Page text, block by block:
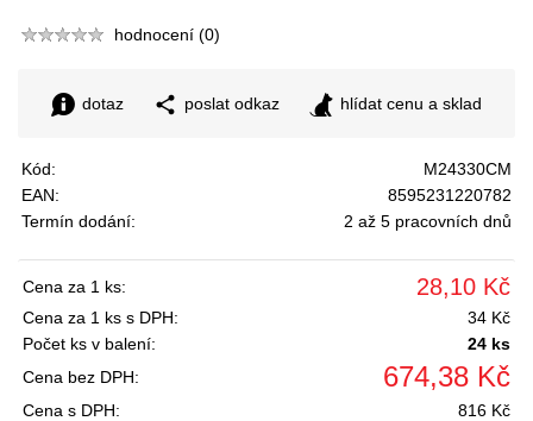
hodnocení (0)
dotaz poslat odkaz hlídat cenu a sklad
Kód:
M24330CM
EAN:
8595231220782
Termín dodání:
2 až 5 pracovních dnů
Cena za 1 ks: 28,10 Kč
Cena za 1 ks s DPH:
34 Kč
Počet ks v balení:
24 ks
Cena bez DPH:
674,38 Kč
Cena s DPH: 816 Kč